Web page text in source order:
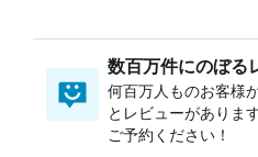
数百万件にのぼる
何百万人ものお客様
とレビューがありま
ご予約ください！